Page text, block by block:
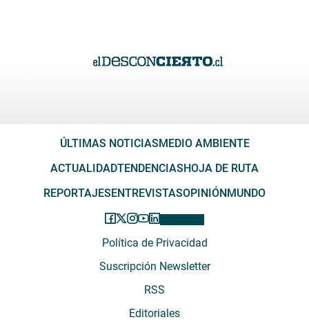
ÚLTIMAS NOTICIASMEDIO AMBIENTE
ACTUALIDADTENDENCIASHOJA DE RUTA
REPORTAJESENTREVISTASOPINIÓNMUNDO
Política de Privacidad
Suscripción Newsletter
RSS
Editoriales